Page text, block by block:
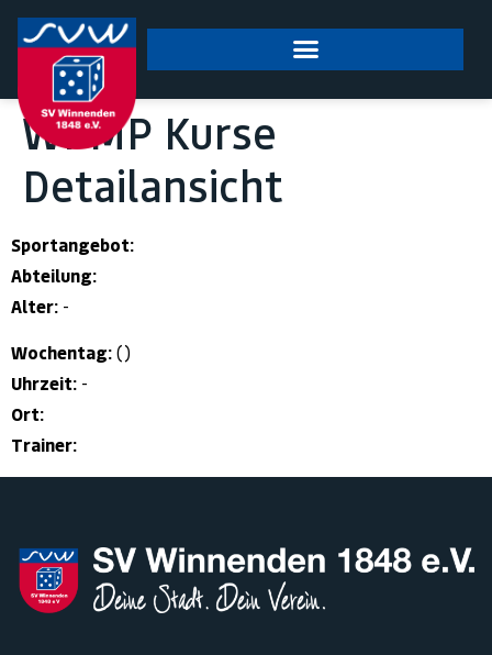
springen
WPMP Kurse
Detailansicht
Sportangebot:
Abteilung:
Alter: -
Wochentag: ()
Uhrzeit: -
Ort:
Trainer: